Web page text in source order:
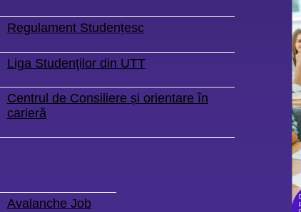
Regulament Studențesc
Liga Studenţilor din UTT
Centrul de Consiliere și orientare în
carieră
Avalanche Job